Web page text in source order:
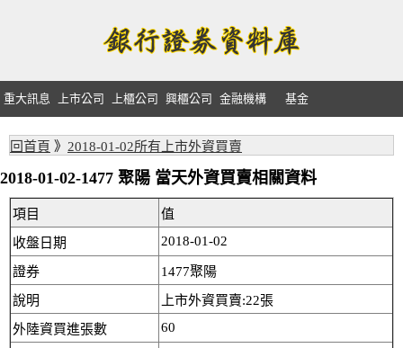
重大訊息 上市公司 上櫃公司 興櫃公司 金融機構 基金
回首頁 》 2018-01-02所有上市外資買賣
2018-01-02-1477 聚陽 當天外資買賣相關資料
項目
值
收盤日期
2018-01-02
證券
1477聚陽
說明
上市外資買賣:22張
外陸資買進張數
60